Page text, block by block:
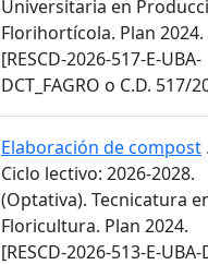
Universitaria en
Florihortícola. Plan 2024.
[RESCD-2026-517-E-UBA-
DCT_FAGRO o C.D. 517/
Elaboración de compost .
Ciclo lectivo: 2026-2028.
(Optativa). Tecnicatura
Floricultura. Plan 2024.
[RESCD-2026-513-E-UBA-